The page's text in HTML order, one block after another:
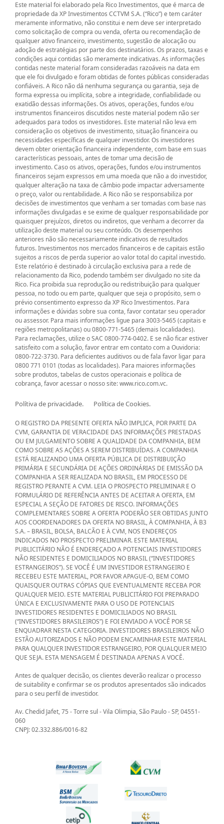
Este material foi elaborado pela Rico Investimentos, que é marca de
propriedade da XP Investimentos CCTVM S.A. (“Rico”) e tem caráter
meramente informativo, não constitui e nem deve ser interpretado
como solicitação de compra ou venda, oferta ou recomendação de
qualquer ativo financeiro, investimento, sugestão de alocação ou
adoção de estratégias por parte dos destinatários. Os prazos, taxas e
condições aqui contidas são meramente indicativas. As informações
contidas neste material foram consideradas razoáveis na data em
que ele foi divulgado e foram obtidas de fontes públicas consideradas
confiáveis. A Rico não dá nenhuma segurança ou garantia, seja de
forma expressa ou implícita, sobre a integridade, confiabilidade ou
exatidão dessas informações. Os ativos, operações, fundos e/ou
instrumentos financeiros discutidos neste material podem não ser
adequados para todos os investidores. Este material não leva em
consideração os objetivos de investimento, situação financeira ou
necessidades específicas de qualquer investidor. Os investidores
devem obter orientação financeira independente, com base em suas
características pessoais, antes de tomar uma decisão de
investimento. Caso os ativos, operações, fundos e/ou instrumentos
financeiros sejam expressos em uma moeda que não a do investidor,
qualquer alteração na taxa de câmbio pode impactar adversamente
o preço, valor ou rentabilidade. A Rico não se responsabiliza por
decisões de investimentos que venham a ser tomadas com base nas
informações divulgadas e se exime de qualquer responsabilidade por
quaisquer prejuízos, diretos ou indiretos, que venham a decorrer da
utilização deste material ou seu conteúdo. Os desempenhos
anteriores não são necessariamente indicativos de resultados
futuros. Investimentos nos mercados financeiros e de capitais estão
sujeitos a riscos de perda superior ao valor total do capital investido.
Este relatório é destinado à circulação exclusiva para a rede de
relacionamento da Rico, podendo também ser divulgado no site da
Rico. Fica proibida sua reprodução ou redistribuição para qualquer
pessoa, no todo ou em parte, qualquer que seja o propósito, sem o
prévio consentimento expresso da XP Rico Investimentos. Para
informações e dúvidas sobre sua conta, favor contatar seu operador
ou assessor. Para mais informações ligue para 3003-5465 (capitais e
regiões metropolitanas) ou 0800-771-5465 (demais localidades).
Para reclamações, utilize o SAC 0800-774-0402. E se não ficar estiver
satisfeito com a solução, favor entrar em contato com a Ouvidoria:
0800-722-3730. Para deficientes auditivos ou de fala favor ligar para
0800 771 0101 (todas as localidades). Para maiores informações
sobre produtos, tabelas de custos operacionais e política de
cobrança, favor acessar o nosso site: www.rico.com.vc.
Polítiva de privacidade. Política de Cookies.
O REGISTRO DA PRESENTE OFERTA NÃO IMPLICA, POR PARTE DA
CVM, GARANTIA DE VERACIDADE DAS INFORMAÇÕES PRESTADAS
OU EM JULGAMENTO SOBRE A QUALIDADE DA COMPANHIA, BEM
COMO SOBRE AS AÇÕES A SEREM DISTRIBUÍDAS. A COMPANHIA
ESTÁ REALIZANDO UMA OFERTA PÚBLICA DE DISTRIBUIÇÃO
PRIMÁRIA E SECUNDÁRIA DE AÇÕES ORDINÁRIAS DE EMISSÃO DA
COMPANHIA A SER REALIZADA NO BRASIL, EM PROCESSO DE
REGISTRO PERANTE A CVM. LEIA O PROSPECTO PRELIMINAR E O
FORMULÁRIO DE REFERÊNCIA ANTES DE ACEITAR A OFERTA, EM
ESPECIAL A SEÇÃO DE FATORES DE RISCO. INFORMAÇÕES
COMPLEMENTARES SOBRE A OFERTA PODERÃO SER OBTIDAS JUNTO
AOS COORDENADORES DA OFERTA NO BRASIL, À COMPANHIA, À B3
S.A. – BRASIL, BOLSA, BALCÃO E À CVM, NOS ENDEREÇOS
INDICADOS NO PROSPECTO PRELIMINAR. ESTE MATERIAL
PUBLICITÁRIO NÃO É ENDEREÇADO A POTENCIAIS INVESTIDORES
NÃO RESIDENTES E DOMICILIADOS NO BRASIL (“INVESTIDORES
ESTRANGEIROS”). SE VOCÊ É UM INVESTIDOR ESTRANGEIRO E
RECEBEU ESTE MATERIAL, POR FAVOR APAGUE-O, BEM COMO
QUAISQUER OUTRAS CÓPIAS QUE EVENTUALMENTE RECEBA POR
QUALQUER MEIO. ESTE MATERIAL PUBLICITÁRIO FOI PREPARADO
ÚNICA E EXCLUSIVAMENTE PARA O USO DE POTENCIAIS
INVESTIDORES RESIDENTES E DOMICILIADOS NO BRASIL
(“INVESTIDORES BRASILEIROS”) E FOI ENVIADO A VOCÊ POR SE
ENQUADRAR NESTA CATEGORIA. INVESTIDORES BRASILEIROS NÃO
ESTÃO AUTORIZADOS E NÃO PODEM ENCAMINHAR ESTE MATERIAL
PARA QUALQUER INVESTIDOR ESTRANGEIRO, POR QUALQUER MEIO
QUE SEJA. ESTA MENSAGEM É DESTINADA APENAS A VOCÊ.
Antes de qualquer decisão, os clientes deverão realizar o processo
de suitability e confirmar se os produtos apresentados são indicados
para o seu perfil de investidor.
Av. Chedid Jafet, 75 - Torre sul - Vila Olimpia, São Paulo - SP, 04551-
060
CNPJ: 02.332.886/0016-82